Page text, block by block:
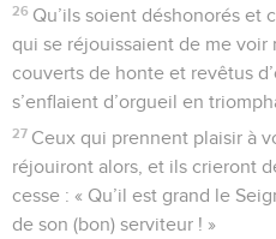
26 Qu’ils soient déshonorés et
qui se réjouissaient de me voir
couverts de honte et revêtus
s’enflaient d’orgueil en
27 Ceux qui prennent plaisir à
réjouiront alors, et ils crieront
cesse : « Qu’il est grand le
de son (bon) serviteur ! »